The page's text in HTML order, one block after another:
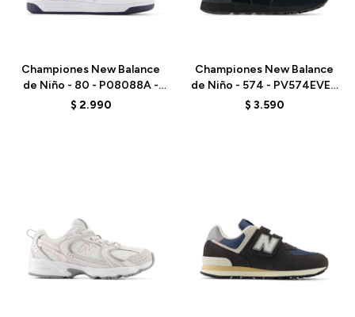
Championes New Balance
de Niño - 80 - P08088A -
WHITE
$ 2.990
Championes New Balance
de Niño - 574 - PV574EVE -
BLACK
$ 3.590